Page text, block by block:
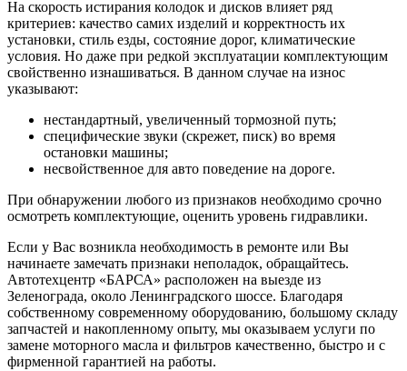
На скорость истирания колодок и дисков влияет ряд
критериев: качество самих изделий и корректность их
установки, стиль езды, состояние дорог, климатические
условия. Но даже при редкой эксплуатации комплектующим
свойственно изнашиваться. В данном случае на износ
указывают:
нестандартный, увеличенный тормозной путь;
специфические звуки (скрежет, писк) во время
остановки машины;
несвойственное для авто поведение на дороге.
При обнаружении любого из признаков необходимо срочно
осмотреть комплектующие, оценить уровень гидравлики.
Если у Вас возникла необходимость в ремонте или Вы
начинаете замечать признаки неполадок, обращайтесь.
Автотехцентр «БАРСА» расположен на выезде из
Зеленограда, около Ленинградского шоссе. Благодаря
собственному современному оборудованию, большому складу
запчастей и накопленному опыту, мы оказываем услуги по
замене моторного масла и фильтров качественно, быстро и с
фирменной гарантией на работы.